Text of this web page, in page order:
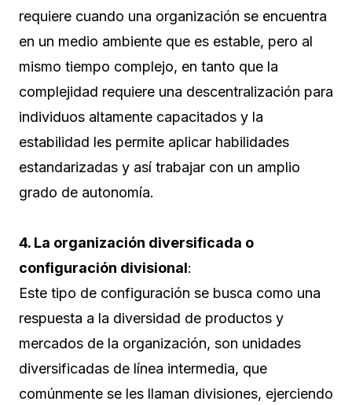
requiere cuando una organización se encuentra
en un medio ambiente que es estable, pero al
mismo tiempo complejo, en tanto que la
complejidad requiere una descentralización para
individuos altamente capacitados y la
estabilidad les permite aplicar habilidades
estandarizadas y así trabajar con un amplio
grado de autonomía.
4. La organización diversificada o
configuración divisional:
Este tipo de configuración se busca como una
respuesta a la diversidad de productos y
mercados de la organización, son unidades
diversificadas de línea intermedia, que
comúnmente se les llaman divisiones, ejerciendo